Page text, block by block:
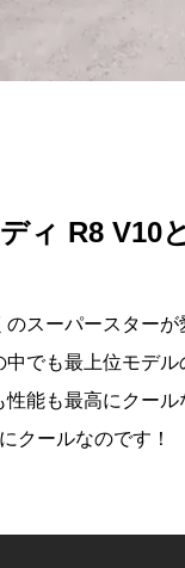
ィ R8 V10
のスーパースターが
中でも最上位モデル
性能も最高にクー
クールなのです！